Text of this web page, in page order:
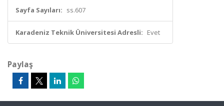
Sayfa Sayıları: ss.607
Karadeniz Teknik Üniversitesi Adresli: Evet
Paylaş